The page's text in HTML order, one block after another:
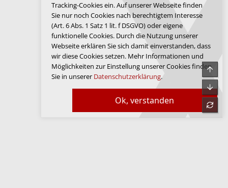
Ok, verstanden
Tracking-Cookies ein. Auf unserer Webseite finden
Sie nur noch Cookies nach berechtigtem Interesse
(Art. 6 Abs. 1 Satz 1 lit. f DSGVO) oder eigene
funktionelle Cookies. Durch die Nutzung unserer
Webseite erklären Sie sich damit einverstanden, dass
wir diese Cookies setzen. Mehr Informationen und
Möglichkeiten zur Einstellung unserer Cookies finden
Sie in unserer Datenschutzerklärung.